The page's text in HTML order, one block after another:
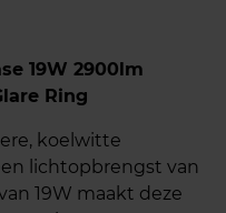
19W 2900lm
Ring
koelwitte
lichtopbrengst van
19W maakt deze